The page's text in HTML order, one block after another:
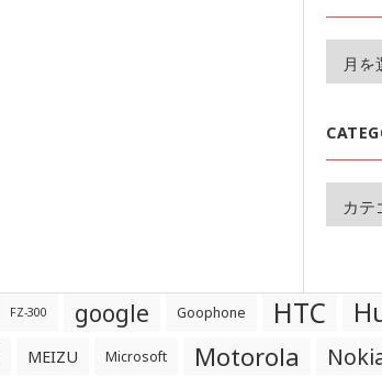
FZ-300 google Goophone HTC
MEIZU Microsoft Motorola